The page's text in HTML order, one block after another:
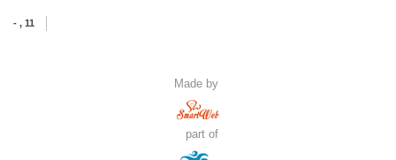
- , 11
Made by
part of